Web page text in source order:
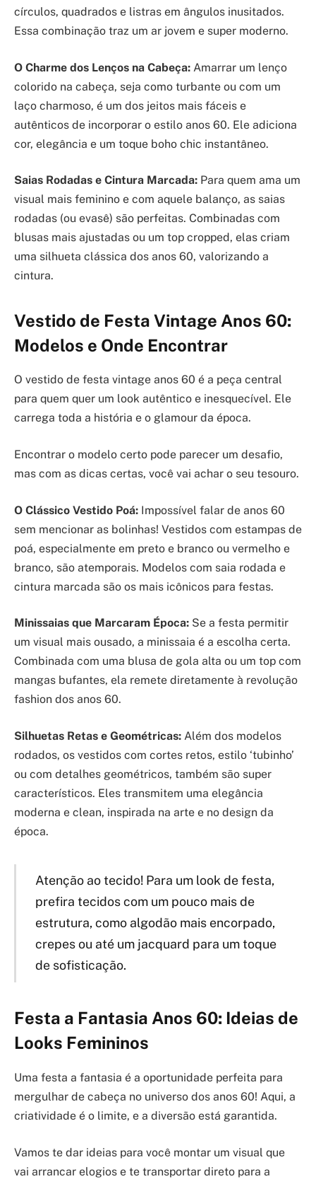
círculos, quadrados e listras em ângulos inusitados.
Essa combinação traz um ar jovem e super moderno.
O Charme dos Lenços na Cabeça: Amarrar um lenço
colorido na cabeça, seja como turbante ou com um
laço charmoso, é um dos jeitos mais fáceis e
autênticos de incorporar o estilo anos 60. Ele adiciona
cor, elegância e um toque boho chic instantâneo.
Saias Rodadas e Cintura Marcada: Para quem ama um
visual mais feminino e com aquele balanço, as saias
rodadas (ou evasê) são perfeitas. Combinadas com
blusas mais ajustadas ou um top cropped, elas criam
uma silhueta clássica dos anos 60, valorizando a
cintura.
Vestido de Festa Vintage Anos 60:
Modelos e Onde Encontrar
O vestido de festa vintage anos 60 é a peça central
para quem quer um look autêntico e inesquecível. Ele
carrega toda a história e o glamour da época.
Encontrar o modelo certo pode parecer um desafio,
mas com as dicas certas, você vai achar o seu tesouro.
O Clássico Vestido Poá: Impossível falar de anos 60
sem mencionar as bolinhas! Vestidos com estampas de
poá, especialmente em preto e branco ou vermelho e
branco, são atemporais. Modelos com saia rodada e
cintura marcada são os mais icônicos para festas.
Minissaias que Marcaram Época: Se a festa permitir
um visual mais ousado, a minissaia é a escolha certa.
Combinada com uma blusa de gola alta ou um top com
mangas bufantes, ela remete diretamente à revolução
fashion dos anos 60.
Silhuetas Retas e Geométricas: Além dos modelos
rodados, os vestidos com cortes retos, estilo ‘tubinho’
ou com detalhes geométricos, também são super
característicos. Eles transmitem uma elegância
moderna e clean, inspirada na arte e no design da
época.
Atenção ao tecido! Para um look de festa,
prefira tecidos com um pouco mais de
estrutura, como algodão mais encorpado,
crepes ou até um jacquard para um toque
de sofisticação.
Festa a Fantasia Anos 60: Ideias de
Looks Femininos
Uma festa a fantasia é a oportunidade perfeita para
mergulhar de cabeça no universo dos anos 60! Aqui, a
criatividade é o limite, e a diversão está garantida.
Vamos te dar ideias para você montar um visual que
vai arrancar elogios e te transportar direto para a